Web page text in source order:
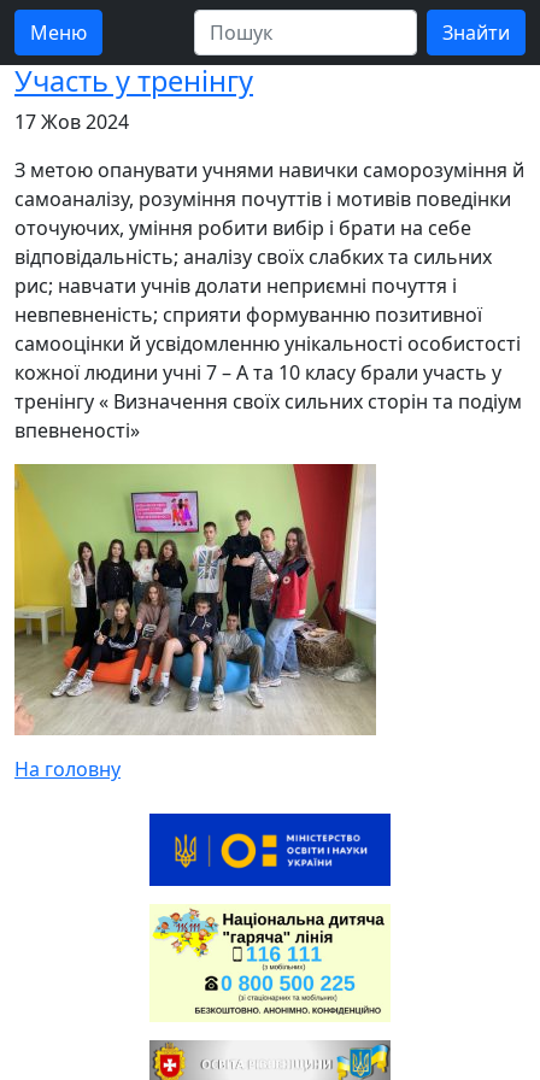
Меню
Участь у тренінгу
17 Жов 2024
З метою опанувати учнями навички саморозуміння й
самоаналізу, розуміння почуттів і мотивів поведінки
оточуючих, уміння робити вибір і брати на себе
відповідальність; аналізу своїх слабких та сильних
рис; навчати учнів долати неприємні почуття і
невпевненість; сприяти формуванню позитивної
самооцінки й усвідомленню унікальності особистості
кожної людини учні 7 – А та 10 класу брали участь у
тренінгу « Визначення своїх сильних сторін та подіум
впевненості»
На головну